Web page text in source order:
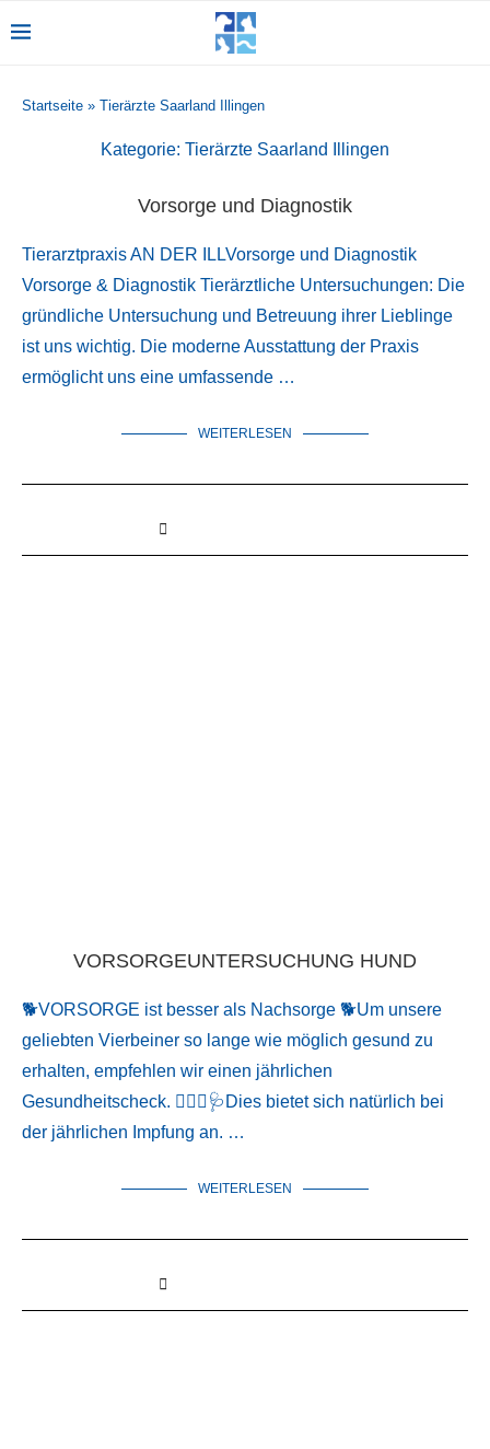
Startseite » Tierärzte Saarland Illingen
Kategorie: Tierärzte Saarland Illingen
Vorsorge und Diagnostik
Tierarztpraxis AN DER ILLVorsorge und Diagnostik
Vorsorge & Diagnostik Tierärztliche Untersuchungen: Die
gründliche Untersuchung und Betreuung ihrer Lieblinge
ist uns wichtig. Die moderne Ausstattung der Praxis
ermöglicht uns eine umfassende …
WEITERLESEN
VORSORGEUNTERSUCHUNG HUND
🐕VORSORGE ist besser als Nachsorge 🐕Um unsere
geliebten Vierbeiner so lange wie möglich gesund zu
erhalten, empfehlen wir einen jährlichen
Gesundheitscheck. 👩🏼‍⚕️🩺Dies bietet sich natürlich bei
der jährlichen Impfung an. …
WEITERLESEN